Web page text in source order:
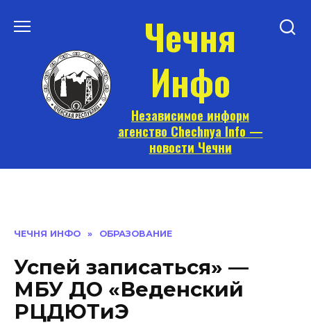
Чечня
Инфо
Независимое информ
агенство Chechnya Info —
новости Чечни
ЧЕЧНЯ ИНФО » ОБРАЗОВАНИЕ
Успей записаться» —
МБУ ДО «Веденский
РЦДЮТиЭ